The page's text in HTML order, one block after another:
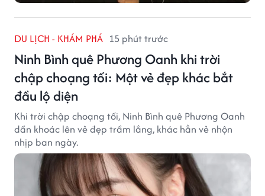
DU LỊCH - KHÁM PHÁ 15 phút trước
Ninh Bình quê Phương Oanh khi trời
chập choạng tối: Một vẻ đẹp khác bắt
đầu lộ diện
Khi trời chập choạng tối, Ninh Bình quê Phương Oanh
dần khoác lên vẻ đẹp trầm lắng, khác hẳn vẻ nhộn
nhịp ban ngày.